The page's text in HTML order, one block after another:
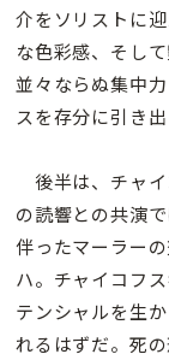
介をソリストに
な色彩感、そし
並々ならぬ集中
スを存分に引き
後半は、チャ
の読響との共演
伴ったマーラー
ハ。チャイコフ
テンシャルを生
れるはずだ。死